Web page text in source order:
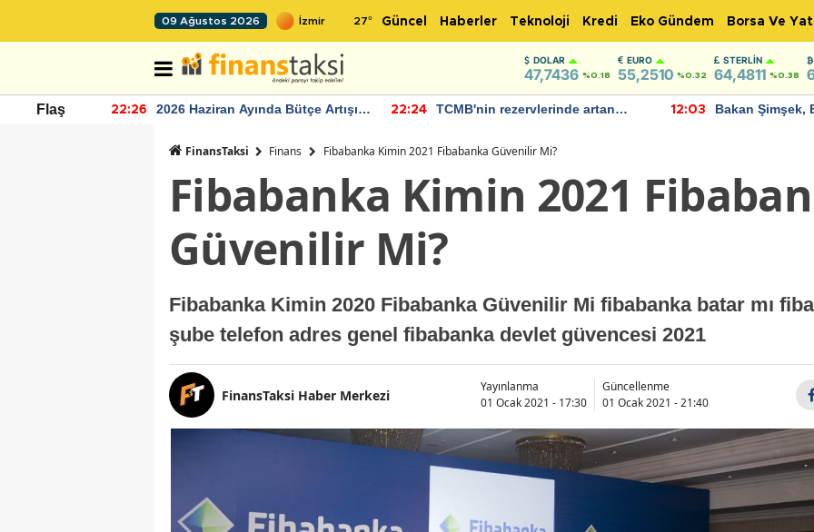
09 Ağustos 2026 27° Güncel Haberler Teknoloji Kredi Eko Gündem Borsa Ve
DOLAR
47,7436 %0.18
EURO
55,2510 %0.32
STERLIN
64,4811 %0.38
Flaş 22:26
2026 Haziran Ayında Bütçe Artışı
22:24
TCMB'nin rezervlerinde artan
12:03
Bakan Şimşek,
FinansTaksi Finans Fibabanka Kimin 2021 Fibabanka Güvenilir Mi?
Fibabanka Kimin 2021
Güvenilir Mi?
Fibabanka Kimin 2020 Fibabanka Güvenilir Mi fibabanka batar mı
şube telefon adres genel fibabanka devlet güvencesi 2021
FinansTaksi Haber Merkezi
Yayınlanma
01 Ocak 2021 - 17:30
Güncellenme
01 Ocak 2021 - 21:40